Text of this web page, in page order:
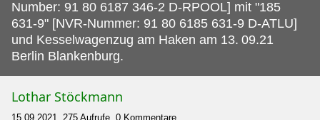
Number: 91 80 6187 346-2 D-RPOOL] mit "185
631-9" [NVR-Nummer: 91 80 6185 631-9 D-ATLU]
und Kesselwagenzug am Haken am 13. 09.21
Berlin Blankenburg.
Lothar Stöckmann
15.09.2021, 275 Aufrufe, 0 Kommentare